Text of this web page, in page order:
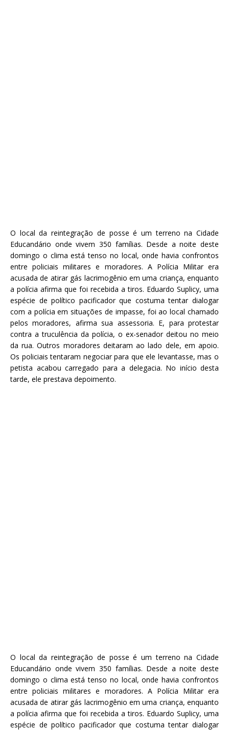
O local da reintegração de posse é um terreno na Cidade
Educandário onde vivem 350 famílias. Desde a noite deste
domingo o clima está tenso no local, onde havia confrontos
entre policiais militares e moradores. A Polícia Militar era
acusada de atirar gás lacrimogênio em uma criança, enquanto
a polícia afirma que foi recebida a tiros. Eduardo Suplicy, uma
espécie de político pacificador que costuma tentar dialogar
com a polícia em situações de impasse, foi ao local chamado
pelos moradores, afirma sua assessoria. E, para protestar
contra a truculência da polícia, o ex-senador deitou no meio
da rua. Outros moradores deitaram ao lado dele, em apoio.
Os policiais tentaram negociar para que ele levantasse, mas o
petista acabou carregado para a delegacia. No início desta
tarde, ele prestava depoimento.
O local da reintegração de posse é um terreno na Cidade
Educandário onde vivem 350 famílias. Desde a noite deste
domingo o clima está tenso no local, onde havia confrontos
entre policiais militares e moradores. A Polícia Militar era
acusada de atirar gás lacrimogênio em uma criança, enquanto
a polícia afirma que foi recebida a tiros. Eduardo Suplicy, uma
espécie de político pacificador que costuma tentar dialogar